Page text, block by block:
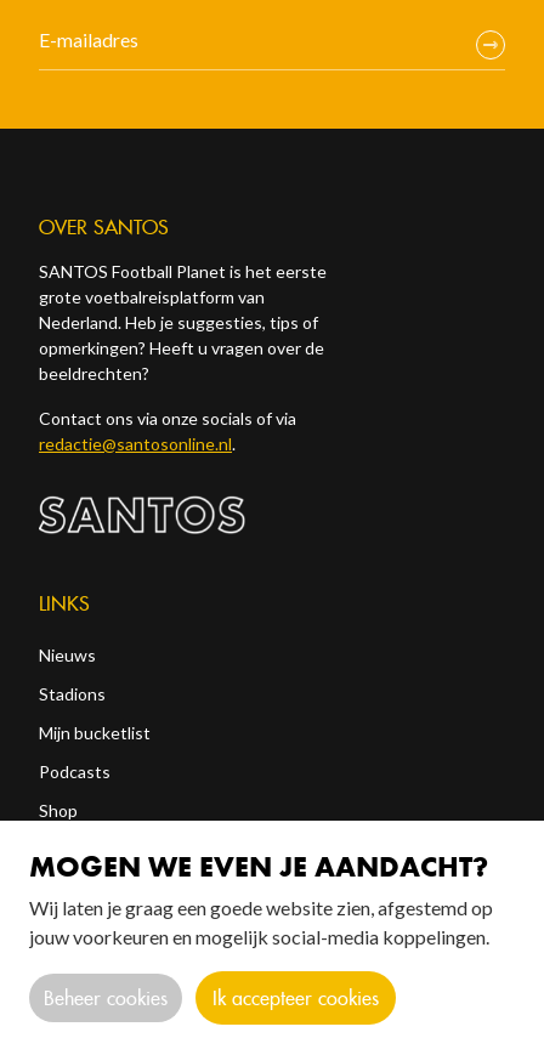
OVER SANTOS
SANTOS Football Planet is het eerste
grote voetbalreisplatform van
Nederland. Heb je suggesties, tips of
opmerkingen? Heeft u vragen over de
beeldrechten?
Contact ons via onze socials of via
redactie@santosonline.nl.
LINKS
Nieuws
Stadions
Mijn bucketlist
Podcasts
Shop
FOLLOW US!
MOGEN WE EVEN JE AANDACHT?
Wij laten je graag een goede website zien, afgestemd op
jouw voorkeuren en mogelijk social-media koppelingen.
Beheer cookies Ik accepteer cookies